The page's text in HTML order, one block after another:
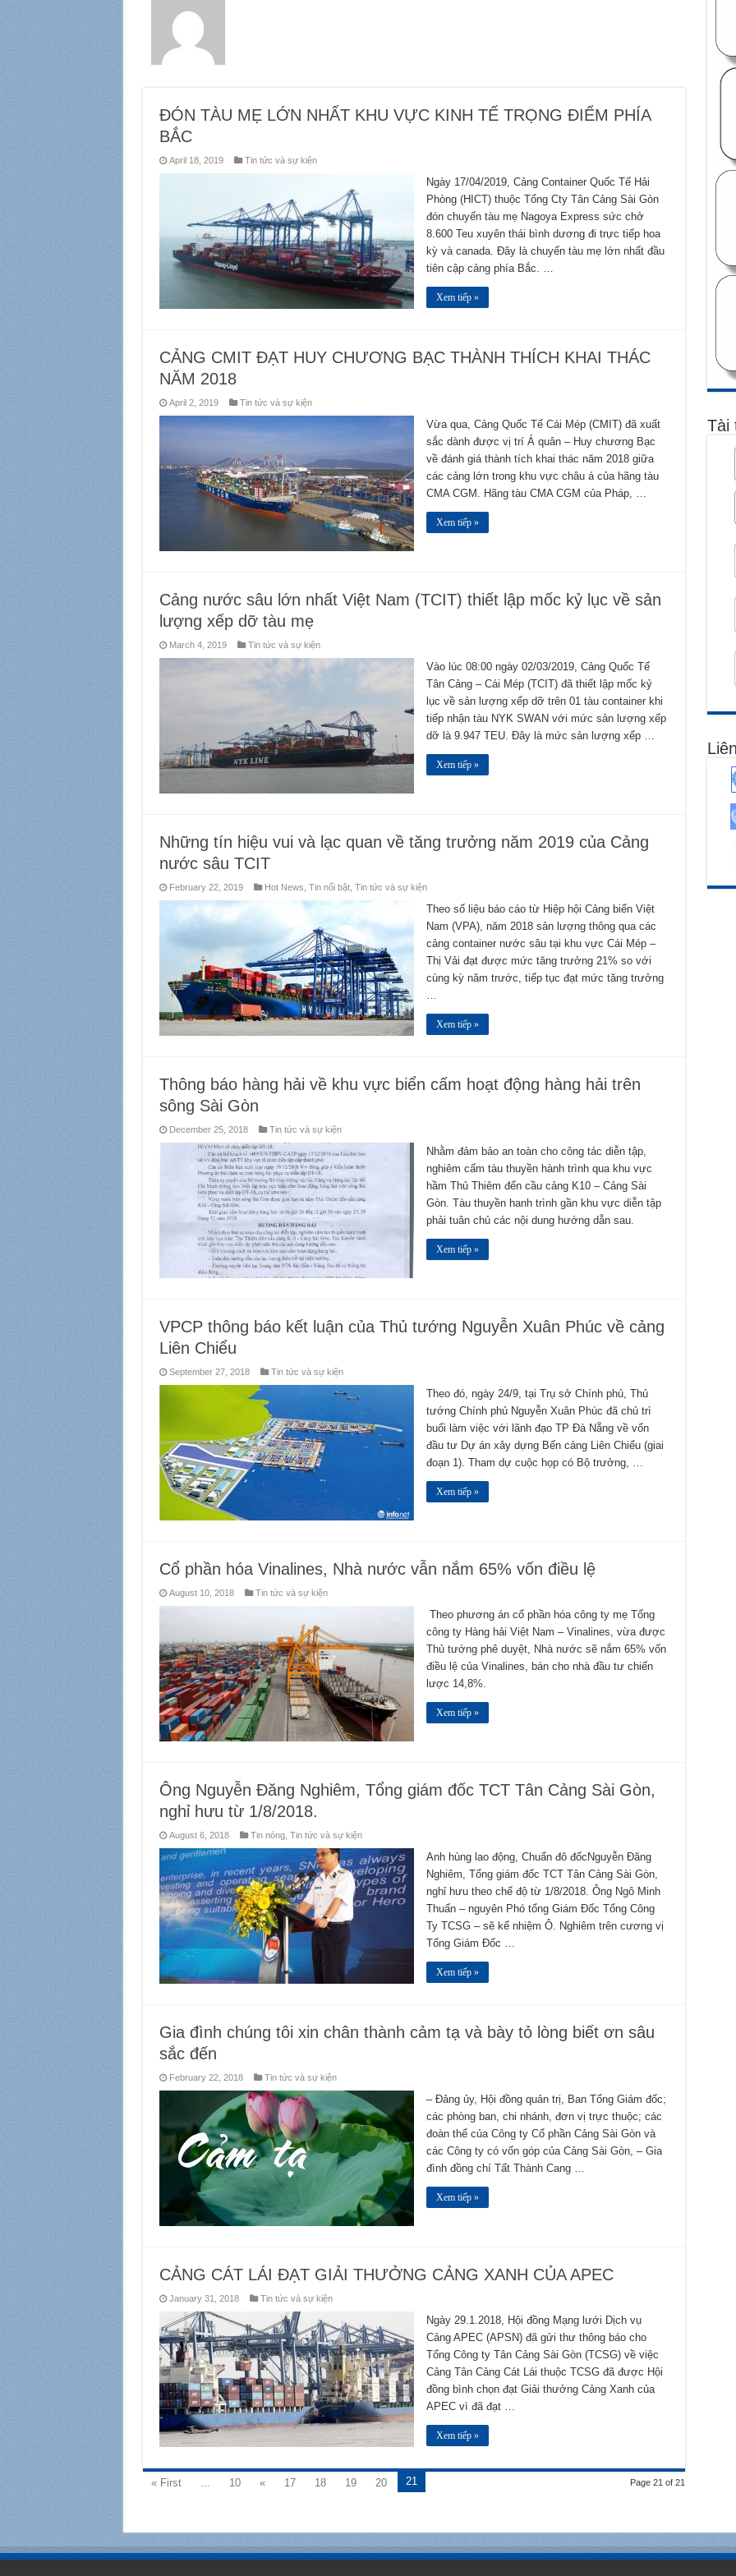
ĐÓN TÀU MẸ LỚN NHẤT KHU VỰC KINH TẾ TRỌNG ĐIỂM PHÍA
BẮC
April 18, 2019 Tin tức và sự kiện
Ngày 17/04/2019, Cảng Container Quốc Tế Hải
Phòng (HICT) thuộc Tổng Cty Tân Cảng Sài Gòn
đón chuyến tàu mẹ Nagoya Express sức chở
8.600 Teu xuyên thái bình dương đi trực tiếp hoa
kỳ và canada. Đây là chuyến tàu mẹ lớn nhất đầu
tiên cập cảng phía Bắc. …
Xem tiếp »
CẢNG CMIT ĐẠT HUY CHƯƠNG BẠC THÀNH THÍCH KHAI THÁC
NĂM 2018
April 2, 2019 Tin tức và sự kiện
Vừa qua, Cảng Quốc Tế Cái Mép (CMIT) đã xuất
sắc dành được vị trí Á quân – Huy chương Bạc
về đánh giá thành tích khai thác năm 2018 giữa
các cảng lớn trong khu vực châu á của hãng tàu
CMA CGM. Hãng tàu CMA CGM của Pháp, …
Xem tiếp »
Cảng nước sâu lớn nhất Việt Nam (TCIT) thiết lập mốc kỷ lục về sản
lượng xếp dỡ tàu mẹ
March 4, 2019 Tin tức và sự kiện
Vào lúc 08:00 ngày 02/03/2019, Cảng Quốc Tế
Tân Cảng – Cái Mép (TCIT) đã thiết lập mốc kỷ
lục về sản lượng xếp dỡ trên 01 tàu container khi
tiếp nhận tàu NYK SWAN với mức sản lượng xếp
dỡ là 9.947 TEU. Đây là mức sản lượng xếp …
Xem tiếp »
Những tín hiệu vui và lạc quan về tăng trưởng năm 2019 của Cảng
nước sâu TCIT
February 22, 2019 Hot News Tin nổi bật, Tin tức và sự kiện
Theo số liệu báo cáo từ Hiệp hội Cảng biển Việt
Nam (VPA), năm 2018 sản lượng thông qua các
cảng container nước sâu tại khu vực Cái Mép –
Thị Vải đạt được mức tăng trưởng 21% so với
cùng kỳ năm trước, tiếp tục đạt mức tăng trưởng
…
Xem tiếp »
Thông báo hàng hải về khu vực biển cấm hoạt động hàng hải trên
sông Sài Gòn
December 25, 2018 Tin tức và sự kiện
Nhằm đảm bảo an toàn cho công tác diễn tập,
nghiêm cấm tàu thuyền hành trình qua khu vực
hầm Thủ Thiêm đến cầu cảng K10 – Cảng Sài
Gòn. Tàu thuyền hanh trình gần khu vực diễn tập
phải tuân chủ các nội dung hướng dẫn sau.
Xem tiếp »
VPCP thông báo kết luận của Thủ tướng Nguyễn Xuân Phúc về cảng
Liên Chiểu
September 27, 2018 Tin tức và sự kiện
Theo đó, ngày 24/9, tại Trụ sở Chính phủ, Thủ
tướng Chính phủ Nguyễn Xuân Phúc đã chủ trì
buổi làm việc với lãnh đạo TP Đà Nẵng về vốn
đầu tư Dự án xây dựng Bến cảng Liên Chiểu (giai
đoạn 1). Tham dự cuộc họp có Bộ trưởng, …
Xem tiếp »
Cổ phần hóa Vinalines, Nhà nước vẫn nắm 65% vốn điều lệ
August 10, 2018 Tin tức và sự kiện
Theo phương án cổ phần hóa công ty mẹ Tổng
công ty Hàng hải Việt Nam – Vinalines, vừa được
Thủ tướng phê duyệt, Nhà nước sẽ nắm 65% vốn
điều lệ của Vinalines, bán cho nhà đầu tư chiến
lược 14,8%.
Xem tiếp »
Ông Nguyễn Đăng Nghiêm, Tổng giám đốc TCT Tân Cảng Sài Gòn,
nghỉ hưu từ 1/8/2018.
August 6, 2018 Tin nóng, Tin tức và sự kiện
Anh hùng lao động, Chuẩn đô đốcNguyễn Đăng
Nghiêm, Tổng giám đốc TCT Tân Cảng Sài Gòn,
nghỉ hưu theo chế độ từ 1/8/2018. Ông Ngô Minh
Thuấn – nguyên Phó tổng Giám Đốc Tổng Công
Ty TCSG – sẽ kế nhiệm Ô. Nghiêm trên cương vị
Tổng Giám Đốc …
Xem tiếp »
Gia đình chúng tôi xin chân thành cảm tạ và bày tỏ lòng biết ơn sâu
sắc đến
February 22, 2018 Tin tức và sự kiện
– Đảng ủy, Hội đồng quản trị, Ban Tổng Giám đốc;
các phòng ban, chi nhánh, đơn vị trực thuộc; các
đoàn thể của Công ty Cổ phần Cảng Sài Gòn và
các Công ty có vốn góp của Cảng Sài Gòn, – Gia
đình đồng chí Tất Thành Cang …
Xem tiếp »
CẢNG CÁT LÁI ĐẠT GIẢI THƯỞNG CẢNG XANH CỦA APEC
January 31, 2018 Tin tức và sự kiện
Ngày 29.1.2018, Hội đồng Mạng lưới Dịch vụ
Cảng APEC (APSN) đã gửi thư thông báo cho
Tổng Công ty Tân Cảng Sài Gòn (TCSG) về việc
Cảng Tân Cảng Cát Lái thuộc TCSG đã được Hội
đồng bình chọn đạt Giải thưởng Cảng Xanh của
APEC vì đã đạt …
Xem tiếp »
Page 21 of 21
« First ... 10 « 17 18 19 20 21
Tài